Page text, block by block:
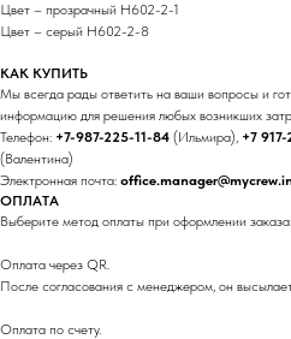
Цвет – прозрачный H602-2-1
Цвет – серый H602-2-8
КАК КУПИТЬ
Мы всегда рады ответить на ваши вопросы и
информацию для решения любых возникших
Телефон: +7-987-225-11-84 (Ильмира), +7
(Валентина)
Электронная почта:
ОПЛАТА
Выберите метод оплаты при оформлении заказа:
Оплата через QR.
После согласования с менеджером, он
Оплата по счету.